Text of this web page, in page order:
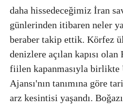
daha hissedeceğimiz İran
günlerinden itibaren neler
beraber takip ettik. Körfez
denizlere açılan kapısı olan
fiilen kapanmasıyla birlikte
Ajansı'nın tanımına göre
arz kesintisi yaşandı.